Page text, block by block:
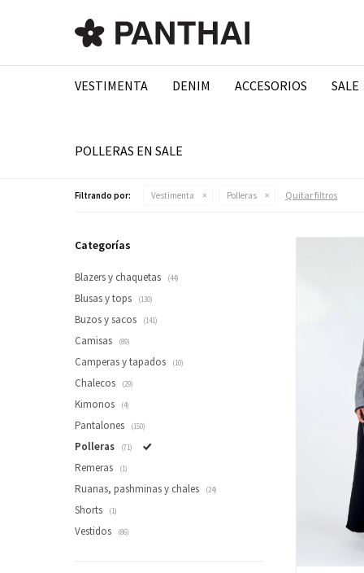
VESTIMENTA DENIM ACCESORIOS SALE
POLLERAS EN SALE
Filtrando por: Vestimenta Polleras Quitar filtros
Categorías
Blazers y chaquetas (44)
Blusas y tops (130)
Buzos y sacos (141)
Camisas (89)
Camperas y tapados (10)
Chalecos (29)
Kimonos (4)
Pantalones (150)
Polleras (71)
Remeras (1)
Ruanas, pashminas y chales (24)
Shorts (1)
Vestidos (86)